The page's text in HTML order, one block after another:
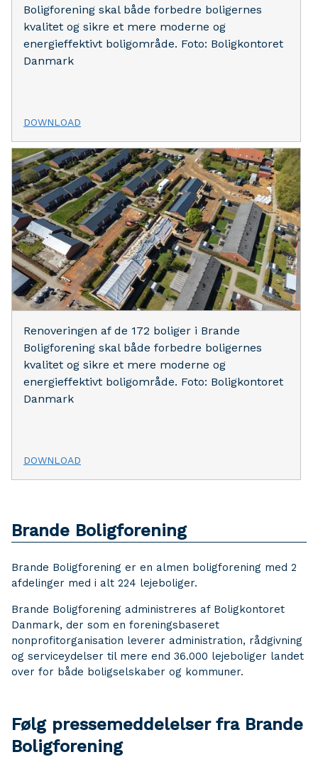
Boligforening skal både forbedre boligernes
kvalitet og sikre et mere moderne og
energieffektivt boligområde. Foto: Boligkontoret
Danmark
DOWNLOAD
Renoveringen af de 172 boliger i Brande
Boligforening skal både forbedre boligernes
kvalitet og sikre et mere moderne og
energieffektivt boligområde. Foto: Boligkontoret
Danmark
DOWNLOAD
Brande Boligforening
Brande Boligforening er en almen boligforening med 2
afdelinger med i alt 224 lejeboliger.
Brande Boligforening administreres af Boligkontoret
Danmark, der som en foreningsbaseret
nonprofitorganisation leverer administration, rådgivning
og serviceydelser til mere end 36.000 lejeboliger landet
over for både boligselskaber og kommuner.
Følg pressemeddelelser fra Brande
Boligforening